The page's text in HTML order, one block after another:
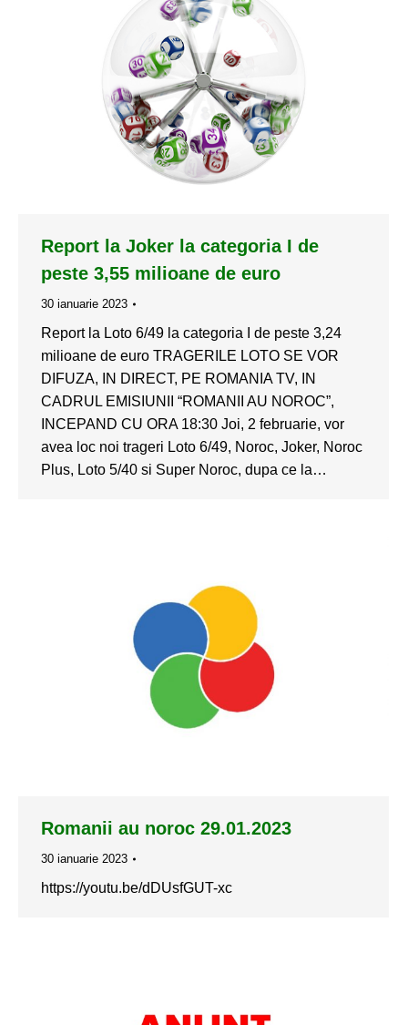
Report la Joker la categoria I de
peste 3,55 milioane de euro
30 ianuarie 2023
Report la Loto 6/49 la categoria I de peste 3,24
milioane de euro TRAGERILE LOTO SE VOR
DIFUZA, IN DIRECT, PE ROMANIA TV, IN
CADRUL EMISIUNII “ROMANII AU NOROC”,
INCEPAND CU ORA 18:30 Joi, 2 februarie, vor
avea loc noi trageri Loto 6/49, Noroc, Joker, Noroc
Plus, Loto 5/40 si Super Noroc, dupa ce la…
Romanii au noroc 29.01.2023
30 ianuarie 2023
https://youtu.be/dDUsfGUT-xc